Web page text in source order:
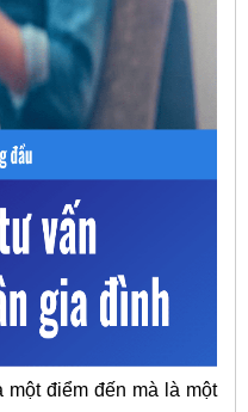
điểm đến mà là một